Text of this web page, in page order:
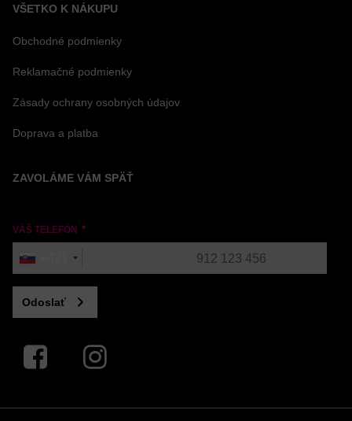
VŠETKO K NÁKUPU
Obchodné podmienky
Reklamačné podmienky
Zásady ochrany osobných údajov
Doprava a platba
ZAVOLÁME VÁM SPÄŤ
VÁŠ TELEFÓN
Odoslať
Facebook Instagram